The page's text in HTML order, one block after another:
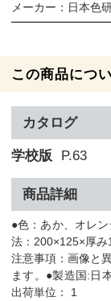
メーカー： 日本色
この商品につ
カタログ
学校版 P.63
商品詳細
●色：あか、オレ
法：200×125×厚
注意事項：画像と
ます。●製造国:日
出荷単位： 1